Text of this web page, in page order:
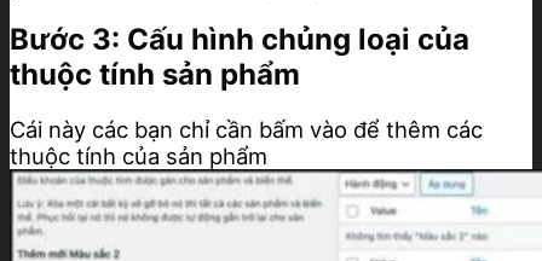
Bước 3: Cấu hình chủng loại của
thuộc tính sản phẩm
Cái này các bạn chỉ cần bấm vào để thêm các
thuộc tính của sản phẩm